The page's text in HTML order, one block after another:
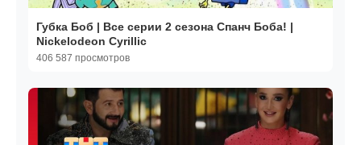
Губка Боб | Все серии 2 сезона Спанч Боба! |
Nickelodeon Cyrillic
406 587 просмотров